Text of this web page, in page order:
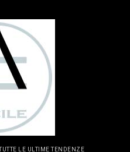
LE ULTIME TENDENZE